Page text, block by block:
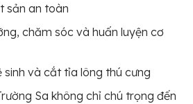
sản an toàn
chăm sóc và huấn luyện cơ
sinh và cắt tỉa lông thú cưng
Sa không chỉ chú trọng đến